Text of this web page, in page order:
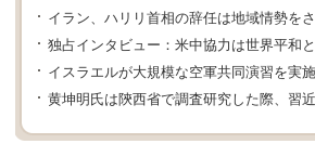
子を含む乗員7人死亡
イラン、ハリリ首相の辞任は地域情勢をさ
らに緊張させると懸念
独占インタビュー：米中協力は世界平和と
発展に役立つ——米中協力委員会のチャー
ルズ・フォスター委員長にインタビュー
イスラエルが大規模な空軍共同演習を実施
黄坤明氏は陝西省で調査研究した際、習近